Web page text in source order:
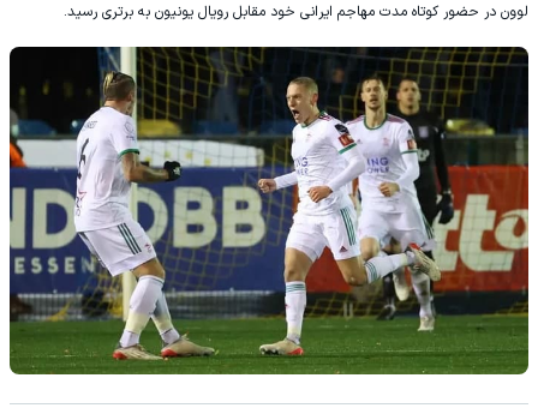
لوون در حضور کوتاه مدت مهاجم ایرانی خود مقابل رویال یونیون به برتری رسید.